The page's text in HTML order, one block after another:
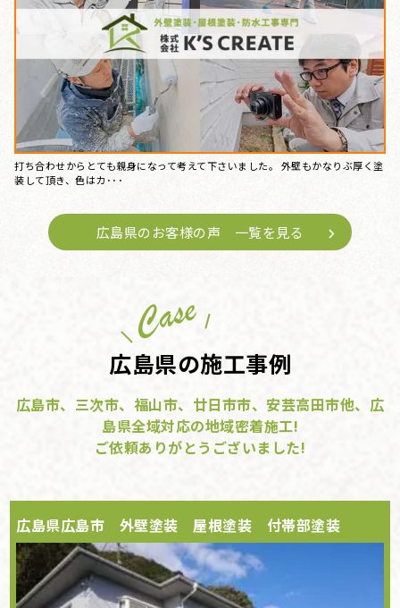
打ち合わせからとても親身になって考えて下さいました。 外壁もかなりぶ厚く塗
装して頂き、色はカ･･･
広島県のお客様の声 一覧を見る
広島県の施工事例
広島市、三次市、福山市、廿日市市、安芸高田市他、広
島県全域対応の地域密着施工!
ご依頼ありがとうございました!
広島県広島市 外壁塗装 屋根塗装 付帯部塗装